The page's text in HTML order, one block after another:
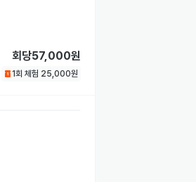
회당57,000원
1회 체험 25,000원